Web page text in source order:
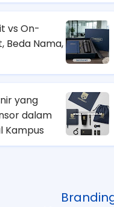
vs On-
Beda Nama,
yang
dalam
Kampus